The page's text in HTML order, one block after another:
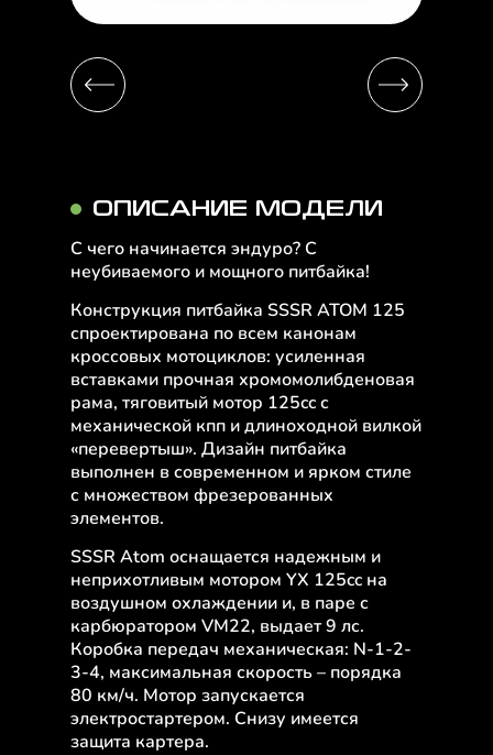
ОПИСАНИЕ МОДЕЛИ
С чего начинается эндуро? С
неубиваемого и мощного питбайка!
Конструкция питбайка SSSR ATOM 125
спроектирована по всем канонам
кроссовых мотоциклов: усиленная
вставками прочная хромомолибденовая
рама, тяговитый мотор 125cc с
механической кпп и длиноходной вилкой
«перевертыш». Дизайн питбайка
выполнен в современном и ярком стиле
с множеством фрезерованных
элементов.
SSSR Atom оснащается надежным и
неприхотливым мотором YX 125cc на
воздушном охлаждении и, в паре с
карбюратором VM22, выдает 9 лс.
Коробка передач механическая: N-1-2-
3-4, максимальная скорость – порядка
80 км/ч. Мотор запускается
электростартером. Снизу имеется
защита картера.